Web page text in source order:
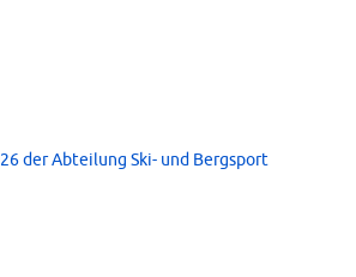
der Abteilung Ski- und Bergsport